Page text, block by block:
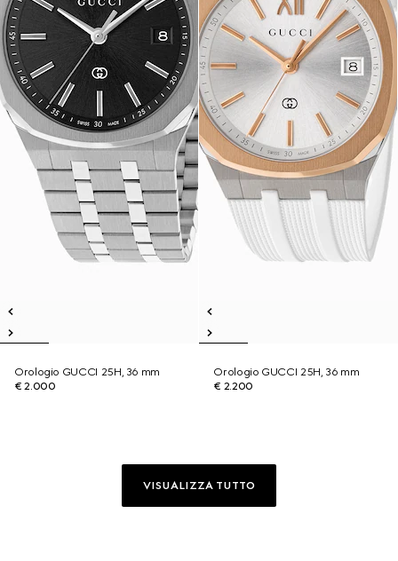
Orologio GUCCI 25H, 36 mm
€ 2.000
Orologio GUCCI 25H, 36 mm
€ 2.200
VISUALIZZA TUTTO